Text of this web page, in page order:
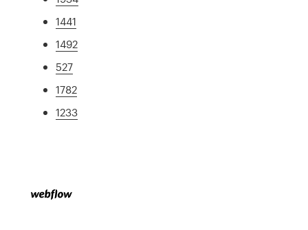
1441
1492
527
1782
1233